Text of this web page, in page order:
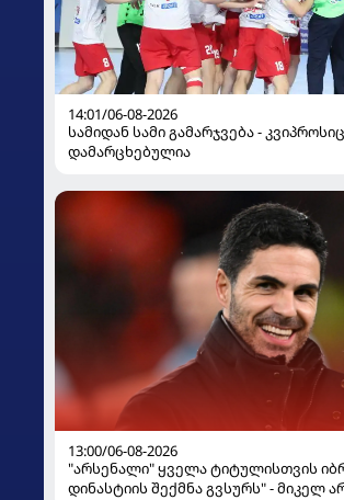
14:01/06-08-2026
სამიდან სამი გამარჯვება - კვიპროსიც
დამარცხებულია
13:00/06-08-2026
"არსენალი" ყველა ტიტულისთვის
დინასტიის შექმნა გვსურს" - მიკელ